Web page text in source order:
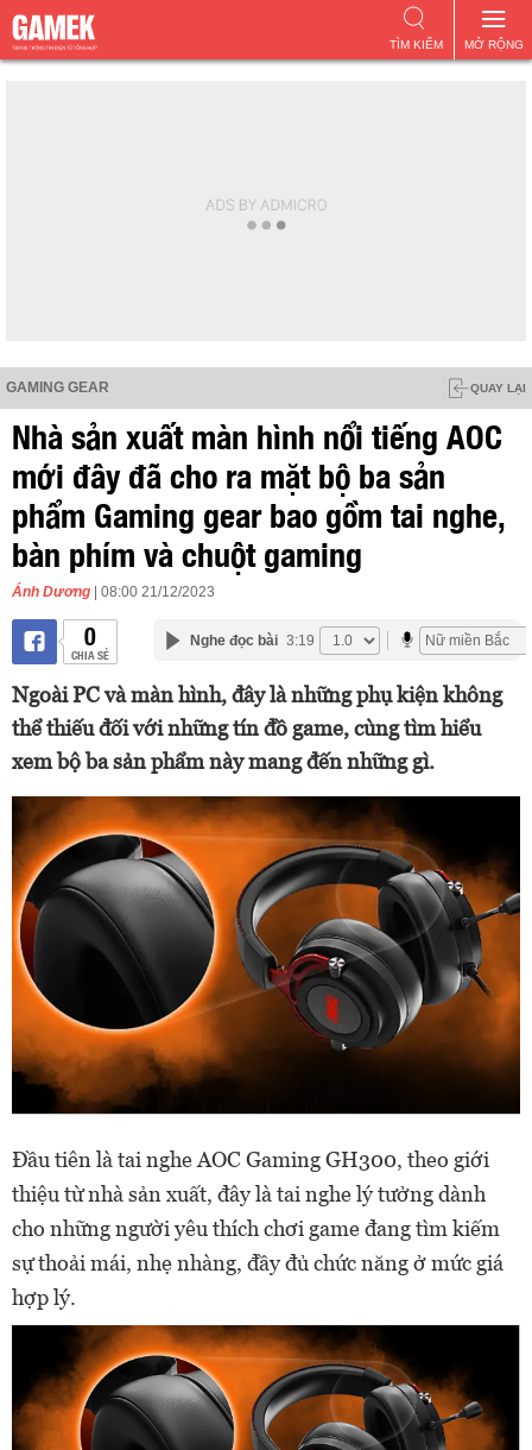
MỞ RỘNG
TÌM KIẾM
GAMING GEAR QUAY LẠI
Nhà sản xuất màn hình nổi tiếng AOC
mới đây đã cho ra mặt bộ ba sản
phẩm Gaming gear bao gồm tai nghe,
bàn phím và chuột gaming
Ánh Dương | 08:00 21/12/2023
0
CHIA SẺ
Nghe đọc bài 3:19
Ngoài PC và màn hình, đây là những phụ kiện không
thể thiếu đối với những tín đồ game, cùng tìm hiểu
xem bộ ba sản phẩm này mang đến những gì.
Đầu tiên là tai nghe AOC Gaming GH300, theo giới
thiệu từ nhà sản xuất, đây là tai nghe lý tưởng dành
cho những người yêu thích chơi game đang tìm kiếm
sự thoải mái, nhẹ nhàng, đầy đủ chức năng ở mức giá
hợp lý.